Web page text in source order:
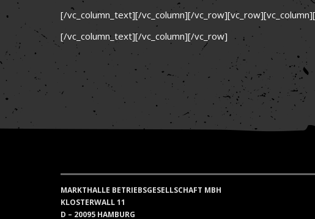
[/vc_column_text][/vc_column][/
[/vc_column_text][/vc_column][/vc_row]
MARKTHALLE BETRIEBSGESELLSCHAFT MBH
KLOSTERWALL 11
D – 20095 HAMBURG